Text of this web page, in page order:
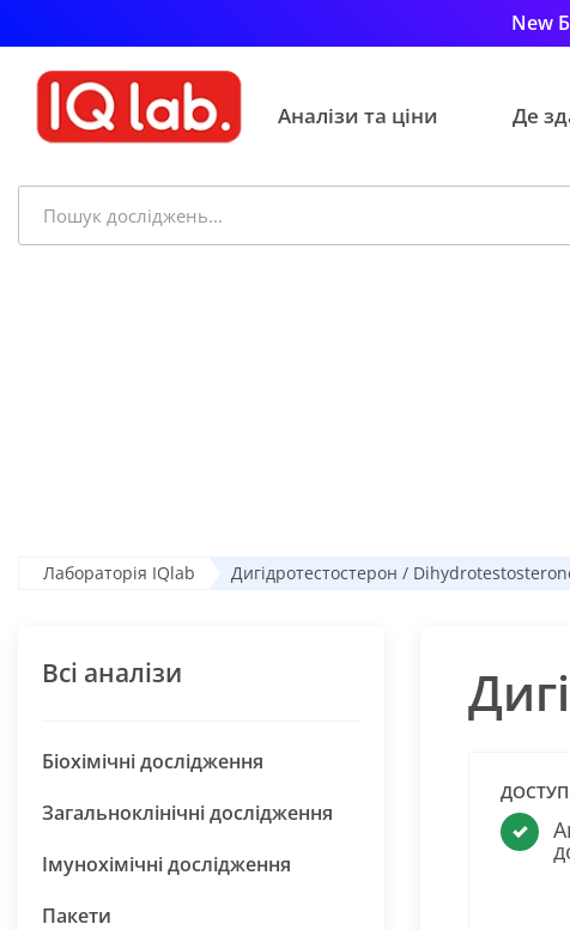
New
Аналізи та ціни Де
Лабораторія IQlab Дигідротестостерон /
Всі аналізи
Біохімічні дослідження
Загальноклінічні дослідження
Імунохімічні дослідження
Пакети